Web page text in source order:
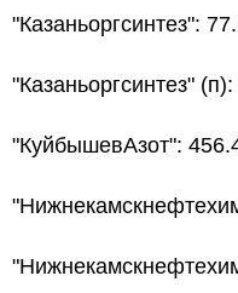
"Казаньоргсинтез":
"Казаньоргсинтез"
"КуйбышевАзот":